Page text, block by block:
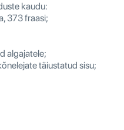
kaudu:
373 fraasi;
algajatele;
täiustatud sisu;